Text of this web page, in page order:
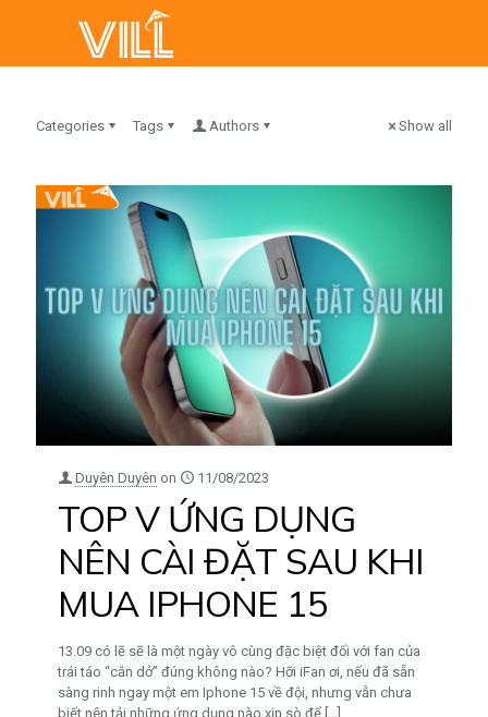
Categories Tags Authors Show all
Duyên Duyên on 11/08/2023
TOP V ỨNG DỤNG
NÊN CÀI ĐẶT SAU KHI
MUA IPHONE 15
13.09 có lẽ sẽ là một ngày vô cùng đặc biệt đối với fan của
trái táo “cắn dở” đúng không nào? Hỡi iFan ơi, nếu đã sẵn
sàng rinh ngay một em Iphone 15 về đội, nhưng vẫn chưa
biết nên tải những ứng dụng nào xịn sò để